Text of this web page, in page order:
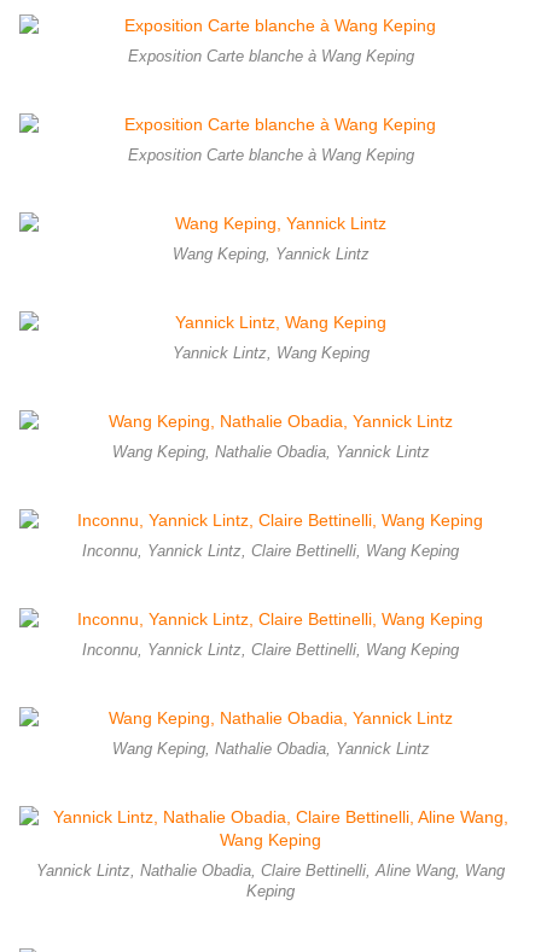
Exposition Carte blanche à Wang Keping
Exposition Carte blanche à Wang Keping
Wang Keping, Yannick Lintz
Yannick Lintz, Wang Keping
Wang Keping, Nathalie Obadia, Yannick Lintz
Inconnu, Yannick Lintz, Claire Bettinelli, Wang Keping
Inconnu, Yannick Lintz, Claire Bettinelli, Wang Keping
Wang Keping, Nathalie Obadia, Yannick Lintz
Yannick Lintz, Nathalie Obadia, Claire Bettinelli, Aline Wang, Wang
Keping